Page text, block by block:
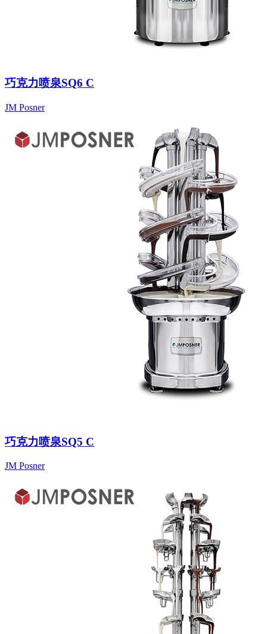
巧克力喷泉SQ6 C
JM Posner
巧克力喷泉SQ5 C
JM Posner